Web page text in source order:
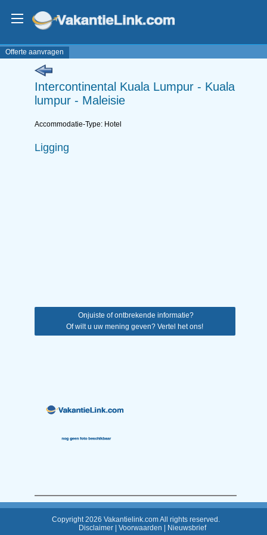
Intercontinental Kuala Lumpur - Kuala
lumpur - Maleisie
Offerte aanvragen
Accommodatie-Type: Hotel
Ligging
Onjuiste of ontbrekende informatie?
Of wilt u uw mening geven? Vertel het ons!
Copyright 2026 Vakantielink.com All rights reserved.
Disclaimer| Voorwaarden Nieuwsbrief